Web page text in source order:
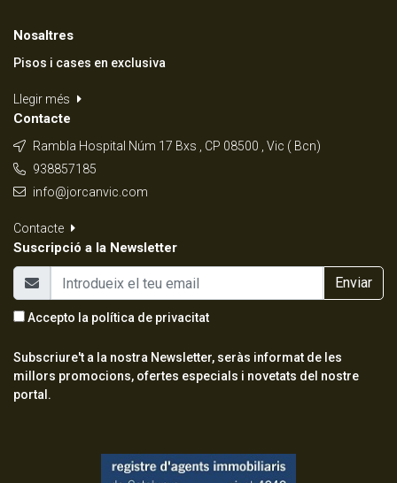
Nosaltres
Pisos i cases en exclusiva
Llegir més
Contacte
Rambla Hospital Núm 17 Bxs , CP 08500 , Vic ( Bcn)
938857185
info@jorcanvic.com
Contacte
Suscripció a la Newsletter
Enviar
Accepto la política de privacitat
Subscriure't a la nostra Newsletter, seràs informat de les
millors promocions, ofertes especials i novetats del nostre
portal.